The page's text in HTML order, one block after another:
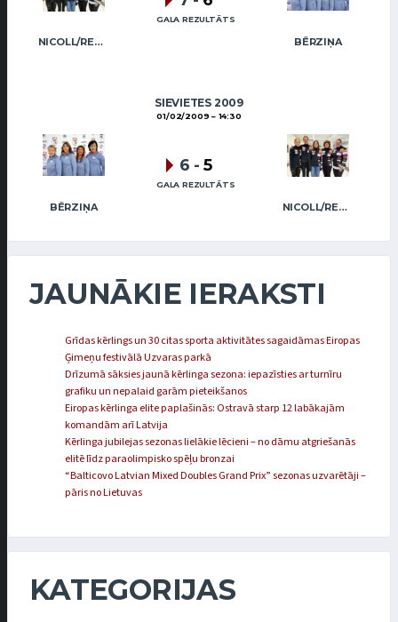
NICOLL/REGŽA BĒRZIŅA
GALA REZULTĀTS
SIEVIETES 2009
01/02/2009 14:30
BĒRZIŅA NICOLL/REGŽA
6 - 5
GALA REZULTĀTS
JAUNĀKIE IERAKSTI
Grīdas kērlings un 30 citas sporta aktivitātes sagaidāmas Eiropas
Ģimeņu festivālā Uzvaras parkā
Drīzumā sāksies jaunā kērlinga sezona: iepazīsties ar turnīru
grafiku un nepalaid garām pieteikšanos
Eiropas kērlinga elite paplašinās: Ostravā starp 12 labākajām
komandām arī Latvija
Kērlinga jubilejas sezonas lielākie lēcieni – no dāmu atgriešanās
elitē līdz paraolimpisko spēļu bronzai
“Balticovo Latvian Mixed Doubles Grand Prix” sezonas uzvarētāji –
pāris no Lietuvas
KATEGORIJAS